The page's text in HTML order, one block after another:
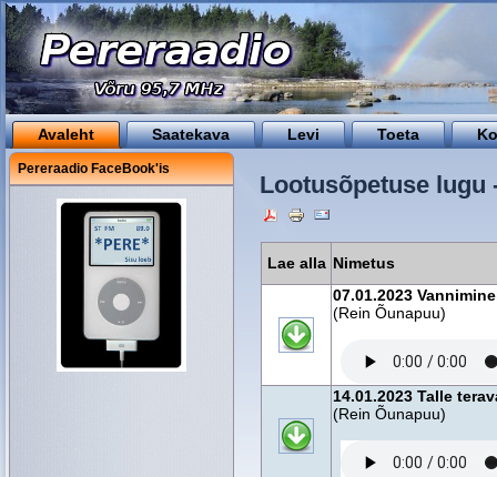
Avaleht Saatekava Levi Toeta
Pereraadio FaceBook'is
Lootusõpetuse lugu
Lae alla Nimetus
07.01.2023
(Rein Õunapuu)
14.01.2023 Talle
(Rein Õunapuu)